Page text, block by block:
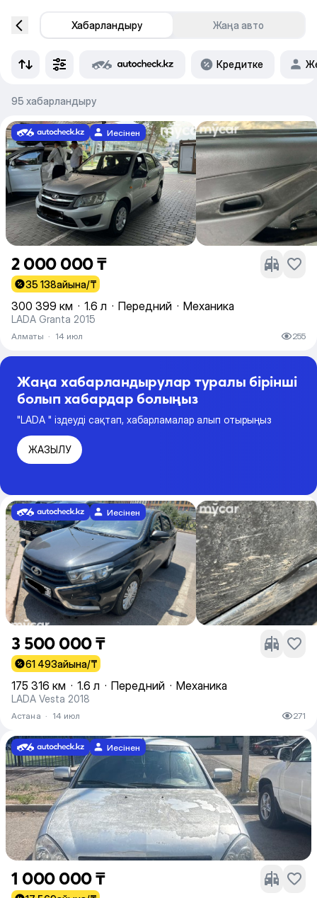
Хабарландыру Жаңа авто
Кредитке
95 хабарландыру
Иесінен
2 000 000 ₸
35 138айына/₸
300 399 км · 1.6 л · Передний · Механика
LADA Granta 2015
Алматы · 14 июл 255
Жаңа хабарландырулар туралы бірінші
болып хабардар болыңыз
"LADA " іздеуді сақтап, хабарламалар алып отырыңыз
ЖАЗЫЛУ
Иесінен
3 500 000 ₸
61 493айына/₸
175 316 км · 1.6 л · Передний · Механика
LADA Vesta 2018
Астана · 14 июл 271
Иесінен
1 000 000 ₸